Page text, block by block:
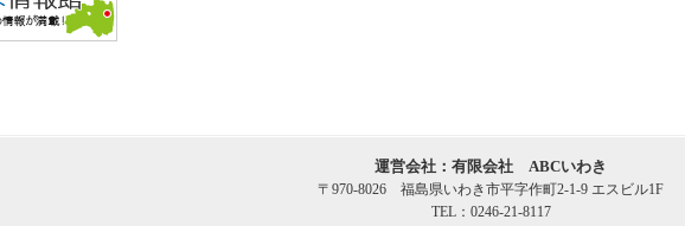
運営会社：有限会社 ABCいわき
〒970-8026 福島県いわき市平字作町2-1-9 エスビル1F
TEL：0246-21-8117